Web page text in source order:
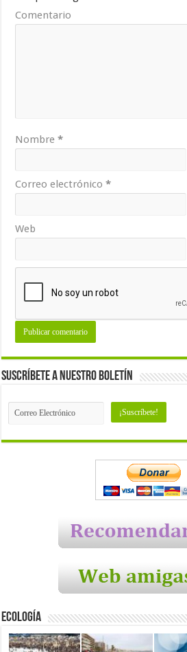
Comentario
Nombre*
Correo electrónico*
Web
Suscríbete a nuestro Boletín
Ecología